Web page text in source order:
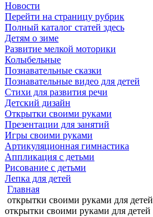
Новости
Перейти на страницу рубрик
Полный каталог статей здесь
Детям о зиме
Развитие мелкой моторики
Колыбельные
Познавательные сказки
Познавательные видео для детей
Стихи для развития речи
Детский дизайн
Открытки своими руками
Презентации для занятий
Игры своими руками
Артикуляционная гимнастика
Аппликация с детьми
Рисование с детьми
Лепка для детей
Главная
открытки своими руками для детей
открытки своими руками для детей